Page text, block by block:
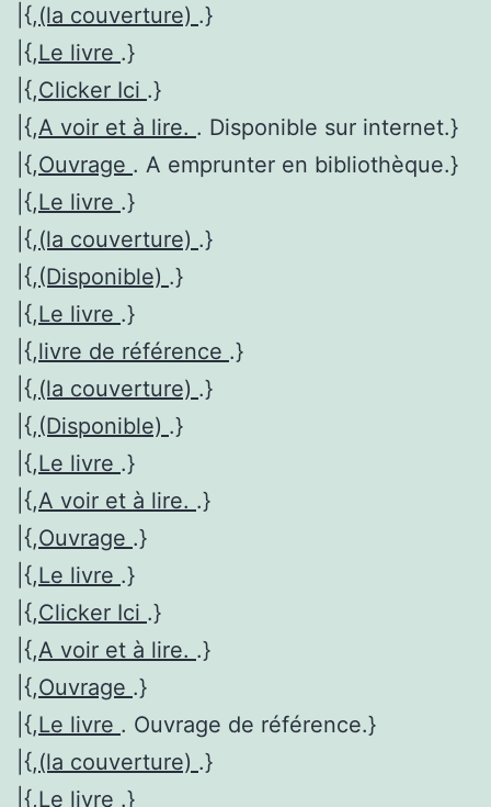
|{,(la couverture) .}
|{,Le livre .}
|{,Clicker Ici .}
|{,A voir et à lire. . Disponible sur internet.}
|{,Ouvrage . A emprunter en bibliothèque.}
|{,Le livre .}
|{,(la couverture) .}
|{,(Disponible) .}
|{,Le livre .}
|{,livre de référence .}
|{,(la couverture) .}
|{,(Disponible) .}
|{,Le livre .}
|{,A voir et à lire. .}
|{,Ouvrage .}
|{,Le livre .}
|{,Clicker Ici .}
|{,A voir et à lire. .}
|{,Ouvrage .}
|{,Le livre . Ouvrage de référence.}
|{,(la couverture) .}
|{,Le livre .}